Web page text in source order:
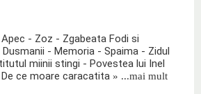
- Zoz - Zgabeata Fodi si
- Memoria - Spaima - Zidul
miinii stingi - Povestea lui Inel
ce moare caracatita » ...mai mult